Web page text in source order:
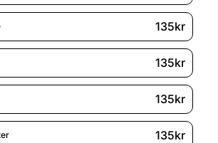
135kr
135kr
135kr
135kr